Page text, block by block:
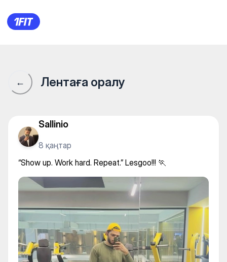
Aquastars на Навои —
← Лентаға оралу
Sallinio
8 қаңтар
“Show up. Work hard. Repeat.” Lesgoo!!! 🏃